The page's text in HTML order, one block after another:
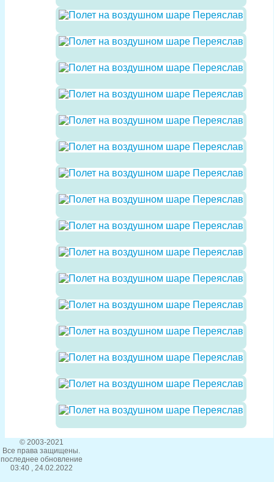
© 2003-2021
Все права защищены.
последнее обновление
03:40 , 24.02.2022